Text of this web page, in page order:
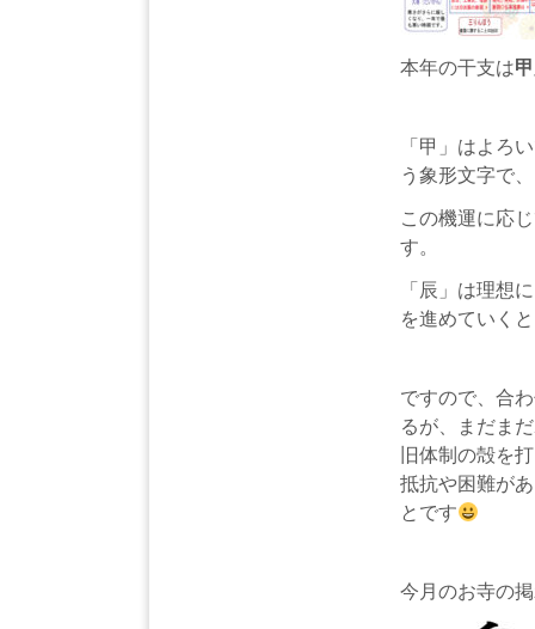
本年の干支は
「甲」はよろ
う象形文字で
この機運に応
す。
「辰」は理想
を進めていく
ですので、合
るが、まだま
旧体制の殻を
抵抗や困難が
とです
今月のお寺の